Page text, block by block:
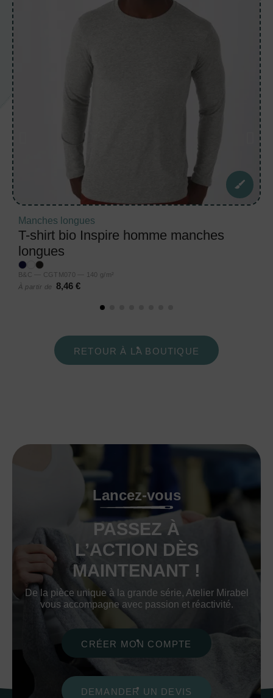
Manches longues
T-shirt bio Inspire homme manches
longues
B&C — CGTM070 — 140 g/m²
À partir de
8,46 €
RETOUR À LA BOUTIQUE
Lancez-vous
PASSEZ À
L’ACTION DÈS
MAINTENANT !
De la pièce unique à la grande série, Atelier Mirabel
vous accompagne avec passion et réactivité.
CRÉER MON COMPTE
DEMANDER UN DEVIS